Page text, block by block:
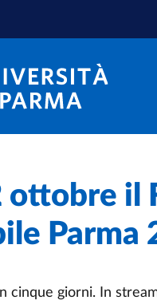
ottobre il
Parma
cinque giorni. In